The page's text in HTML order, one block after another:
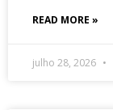
READ MORE »
julho 28, 2026